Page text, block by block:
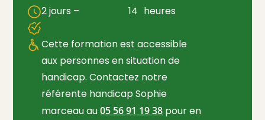
2 jours – 14 heures
Cette formation est accessible
aux personnes en situation de
handicap. Contactez notre
référente handicap Sophie
marceau au05 56 91 19 38 pour en